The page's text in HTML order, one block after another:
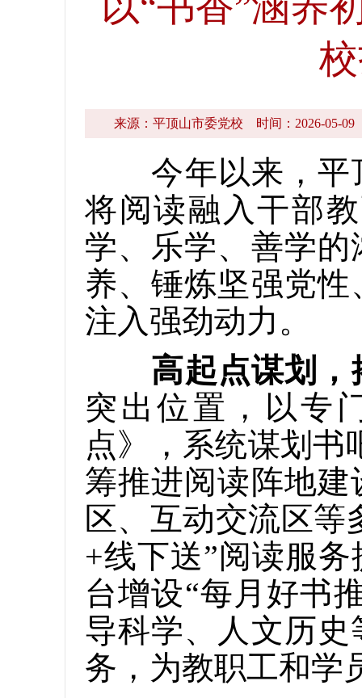
来源：平顶山市委党校 时间：2026-05-09
今年以来，平顶
将阅读融入干部
学、乐学、善学
养、锤炼坚强党
注入强劲动力。
高起点谋划
突出位置，以专
点》，系统谋划书
筹推进阅读阵地
区、互动交流区等
+线下送”阅读服
台增设“每月好书
导科学、人文历
务，为教职工和学